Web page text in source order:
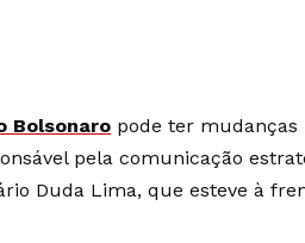
Bolsonaro pode ter
pela comunicação
Duda Lima, que esteve à